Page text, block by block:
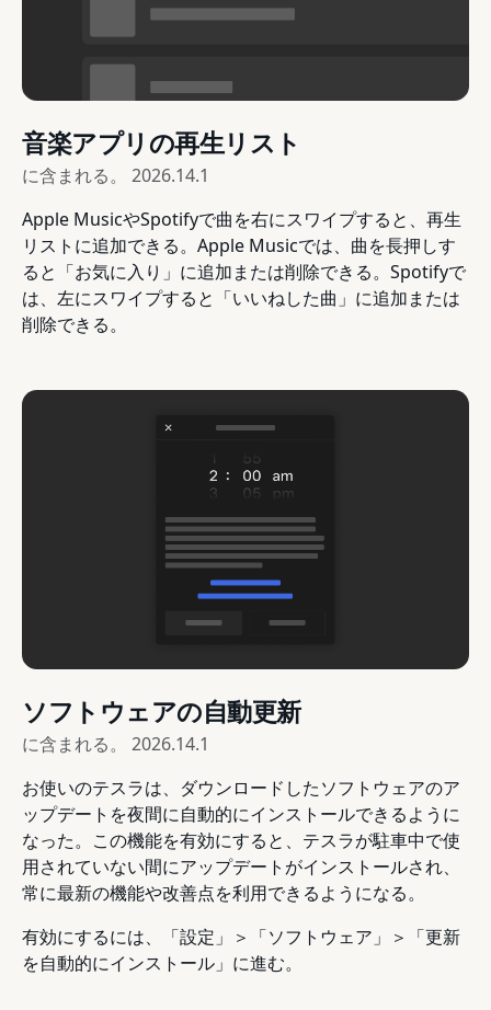
音楽アプリの再生リスト
に含まれる。 2026.14.1
Apple MusicやSpotifyで曲を右にスワイプすると、再生
リストに追加できる。Apple Musicでは、曲を長押しす
ると「お気に入り」に追加または削除できる。Spotifyで
は、左にスワイプすると「いいねした曲」に追加または
削除できる。
ソフトウェアの自動更新
に含まれる。 2026.14.1
お使いのテスラは、ダウンロードしたソフトウェアのア
ップデートを夜間に自動的にインストールできるように
なった。この機能を有効にすると、テスラが駐車中で使
用されていない間にアップデートがインストールされ、
常に最新の機能や改善点を利用できるようになる。
有効にするには、「設定」＞「ソフトウェア」＞「更新
を自動的にインストール」に進む。